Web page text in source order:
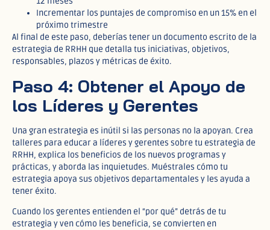
Incrementar los puntajes de compromiso en un 15% en el
próximo trimestre
Al final de este paso, deberías tener un documento escrito de la
estrategia de RRHH que detalla tus iniciativas, objetivos,
responsables, plazos y métricas de éxito.
Paso 4: Obtener el Apoyo de
los Líderes y Gerentes
Una gran estrategia es inútil si las personas no la apoyan. Crea
talleres para educar a líderes y gerentes sobre tu estrategia de
RRHH, explica los beneficios de los nuevos programas y
prácticas, y aborda las inquietudes. Muéstrales cómo tu
estrategia apoya sus objetivos departamentales y les ayuda a
tener éxito.
Cuando los gerentes entienden el “por qué” detrás de tu
estrategia y ven cómo les beneficia, se convierten en